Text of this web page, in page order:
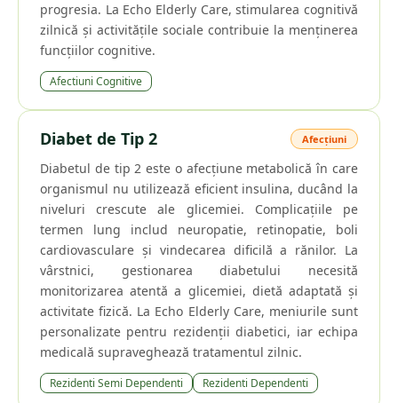
progresia. La Echo Elderly Care, stimularea cognitivă
zilnică și activitățile sociale contribuie la menținerea
funcțiilor cognitive.
Afectiuni Cognitive
Diabet de Tip 2 Afecțiuni
Diabetul de tip 2 este o afecțiune metabolică în care
organismul nu utilizează eficient insulina, ducând la
niveluri crescute ale glicemiei. Complicațiile pe
termen lung includ neuropatie, retinopatie, boli
cardiovasculare și vindecarea dificilă a rănilor. La
vârstnici, gestionarea diabetului necesită
monitorizarea atentă a glicemiei, dietă adaptată și
activitate fizică. La Echo Elderly Care, meniurile sunt
personalizate pentru rezidenții diabetici, iar echipa
medicală supraveghează tratamentul zilnic.
Rezidenti Semi Dependenti Rezidenti Dependenti